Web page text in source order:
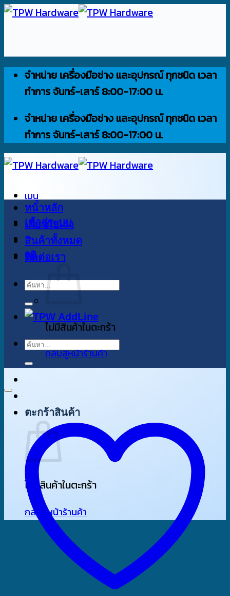
ข้าม
เนื้อหา
จำหน่าย เครื่องมือช่าง และอุปกรณ์ ทุกชนิด เวลา
ทำการ จันทร์-เสาร์ 8:00-17:00 น.
จำหน่าย เครื่องมือช่าง และอุปกรณ์ ทุกชนิด เวลา
ทำการ จันทร์-เสาร์ 8:00-17:00 น.
เมนู
เข้าสู่ระบบ
0฿
ไม่มีสินค้าในตะกร้า
กลับสู่หน้าร้านค้า
ตะกร้าสินค้า
ไม่มีสินค้าในตะกร้า
กลับสู่หน้าร้านค้า
หน้าหลัก
เกี่ยวกับเรา
สินค้าทั้งหมด
ติดต่อเรา
ค้นหา:
ค้นหา: